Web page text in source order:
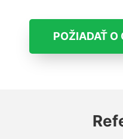
POŽIADAŤ O